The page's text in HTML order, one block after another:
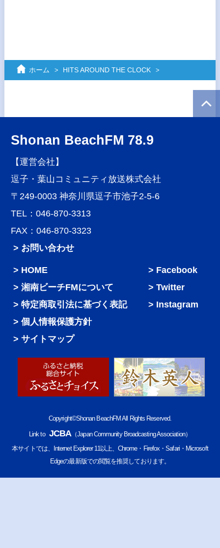
ホーム HITS AROUND THE CLOCK
Shonan BeachFM 78.9
【運営会社】
逗子・葉山コミュニティ放送株式会社
〒249-0003 神奈川県逗子市池子2-5-6
TEL：046-870-3313
FAX：046-870-3323
> お問い合わせ
HOME
湘南ビーチFMについて
特定商取引法に基づく表記
個人情報保護方針
サイトマップ
Facebook
Twitter
Instagram
Copyright©Shonan BeachFM All Rights Reserved.
Link to JCBA（Japan Community Broadcasting Association）
本サイトでは、Internet Explorer 11以上、Chrome・Firefox・Safari・Microsoft
Edgeの最新版での閲覧を推奨しております。